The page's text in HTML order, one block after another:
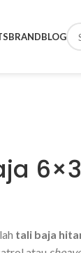
BRANDBLOG
tali baja